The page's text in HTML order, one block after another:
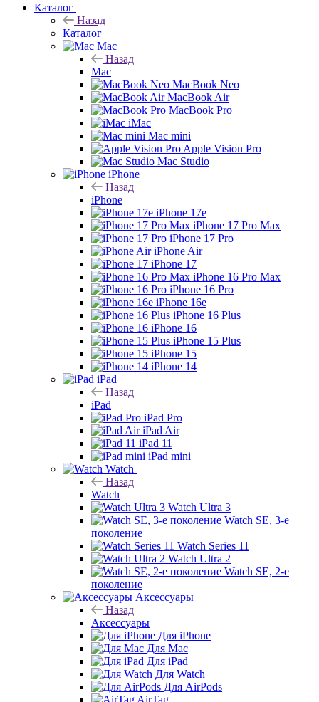
Каталог
Назад
Каталог
Mac
Назад
Mac
MacBook Neo
MacBook Air
MacBook Pro
iMac
Mac mini
Apple Vision Pro
Mac Studio
iPhone
Назад
iPhone
iPhone 17e
iPhone 17 Pro Max
iPhone 17 Pro
iPhone Air
iPhone 17
iPhone 16 Pro Max
iPhone 16 Pro
iPhone 16e
iPhone 16 Plus
iPhone 16
iPhone 15 Plus
iPhone 15
iPhone 14
iPad
Назад
iPad
iPad Pro
iPad Air
iPad 11
iPad mini
Watch
Назад
Watch
Watch Ultra 3
Watch SE, 3-е
поколение
Watch Series 11
Watch Ultra 2
Watch SE, 2-е
поколение
Аксессуары
Назад
Аксессуары
Для iPhone
Для Mac
Для iPad
Для Watch
Для AirPods
AirTag